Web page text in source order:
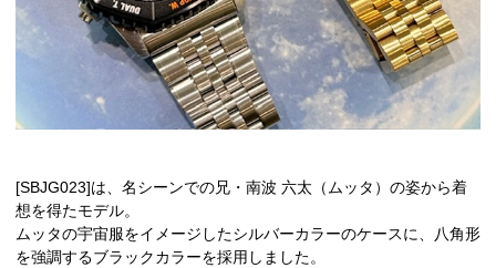
[SBJG023]は、名シーンでの兄・南波 六太（ムッタ）の姿から着
想を得たモデル。
ムッタの宇宙服をイメージしたシルバーカラーのケースに、八角形
を強調するブラックカラーを採用しました。